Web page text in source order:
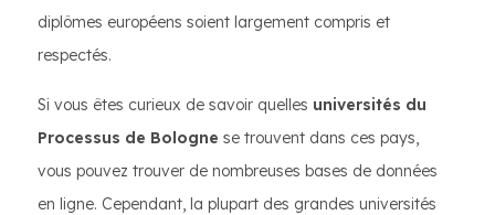
diplômes européens soient largement compris et
respectés.
Si vous êtes curieux de savoir quelles universités du
Processus de Bologne se trouvent dans ces pays,
vous pouvez trouver de nombreuses bases de données
en ligne. Cependant, la plupart des grandes universités